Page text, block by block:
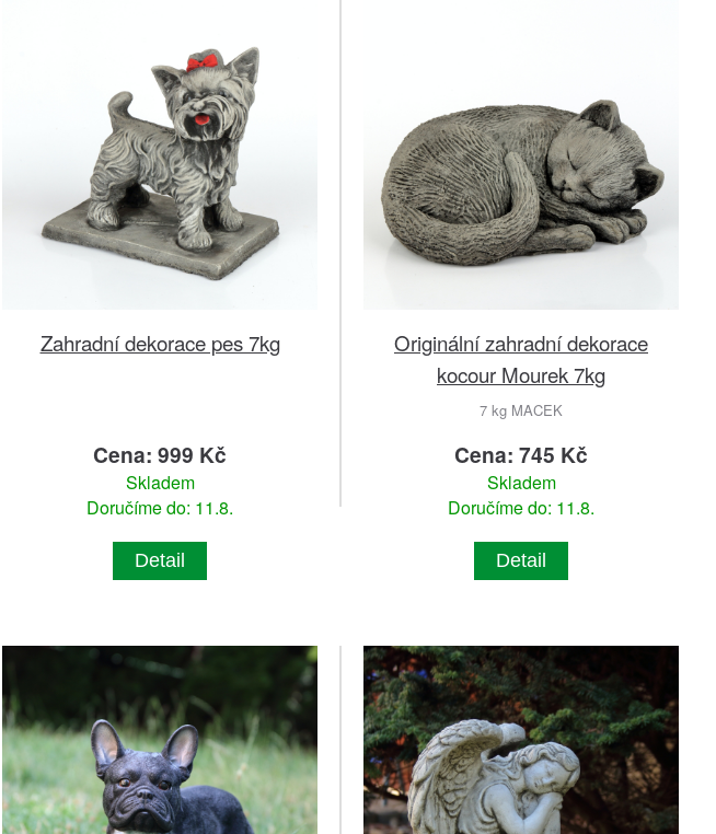
Zahradní dekorace pes 7kg
Cena: 999 Kč
Skladem
Doručíme do: 11.8.
Detail
Originální zahradní dekorace
kocour Mourek 7kg
7 kg MACEK
Cena: 745 Kč
Skladem
Doručíme do: 11.8.
Detail